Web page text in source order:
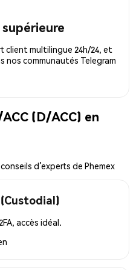
client multilingue 24h/24, et
nos communautés Telegram
(D/ACC) en
d’experts de Phemex
accès idéal.